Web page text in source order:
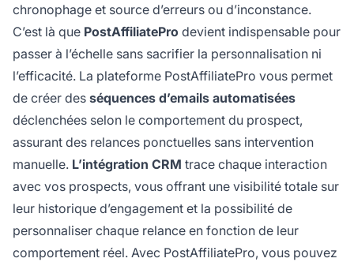
chronophage et source d’erreurs ou d’inconstance.
C’est là que PostAffiliatePro devient indispensable pour
passer à l’échelle sans sacrifier la personnalisation ni
l’efficacité. La plateforme PostAffiliatePro vous permet
de créer des séquences d’emails automatisées
déclenchées selon le comportement du prospect,
assurant des relances ponctuelles sans intervention
manuelle. L’intégration CRM trace chaque interaction
avec vos prospects, vous offrant une visibilité totale sur
leur historique d’engagement et la possibilité de
personnaliser chaque relance en fonction de leur
comportement réel. Avec PostAffiliatePro, vous pouvez